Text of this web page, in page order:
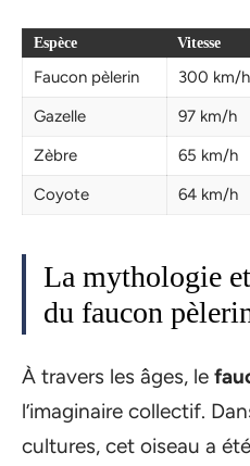
Espèce Vitesse
Faucon pèlerin 300 km/
Gazelle
97 km/h
Zèbre
65 km/h
Coyote
64 km/h
La mythologie
du faucon
À travers les âges, le
l’imaginaire collectif.
cultures, cet oiseau a